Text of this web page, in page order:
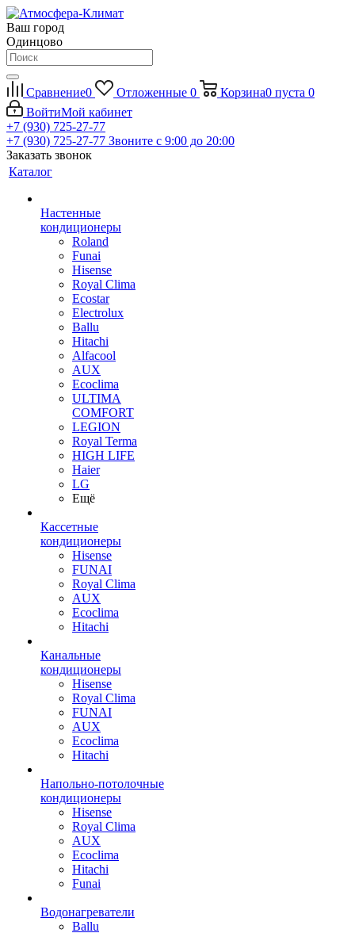
Ваш город
Одинцово
Сравнение0 Отложенные 0 Корзина0 пуста 0
ВойтиМой кабинет
+7 (930) 725-27-77
+7 (930) 725-27-77 Звоните с 9:00 до 20:00
Заказать звонок
Каталог
Настенные
кондиционеры
Roland
Funai
Hisense
Royal Clima
Ecostar
Electrolux
Ballu
Hitachi
Alfacool
AUX
Ecoclima
ULTIMA
COMFORT
LEGION
Royal Terma
HIGH LIFE
Haier
LG
Ещё
Кассетные
кондиционеры
Hisense
FUNAI
Royal Clima
AUX
Ecoclima
Hitachi
Канальные
кондиционеры
Hisense
Royal Clima
FUNAI
AUX
Ecoclima
Hitachi
Напольно-потолочные
кондиционеры
Hisense
Royal Clima
AUX
Ecoclima
Hitachi
Funai
Водонагреватели
Ballu